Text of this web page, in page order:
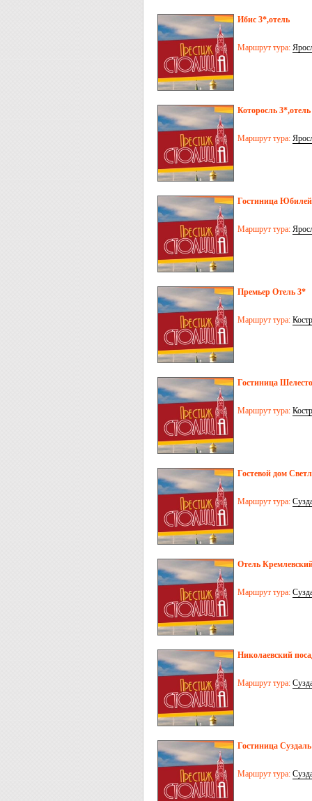
Ибис 3*,отель
Маршрут тура:
Которосль 3*,отель
Маршрут тура:
Гостиница
Маршрут тура:
Премьер Отель 3*
Маршрут тура:
Гостиница
Маршрут тура:
Гостевой дом
Маршрут тура:
Отель
Маршрут тура:
Николаевский
Маршрут тура:
Гостиница
Маршрут тура: